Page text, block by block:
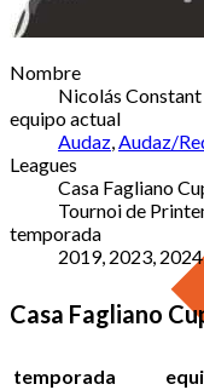
Nombre
Nicolás Constant
equipo actual
Audaz Audaz/
Leagues
Casa Fagliano
Tournoi de
temporada
2019, 2023,
Casa Fagliano
temporada